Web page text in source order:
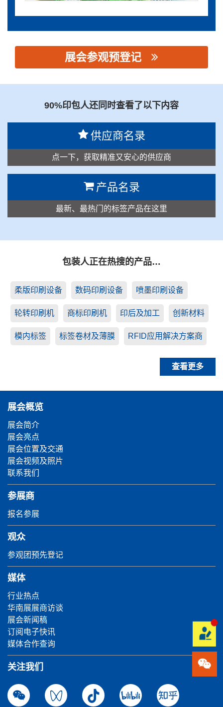
展会参观预登记
90%印包人还同时查看了以下内容
供应商名录
点一下，获取精准又安心的供应商
产品名录
最新、最热门的标签产品在这里
包装人正在热搜的产品…
柔版印刷设备 数码印刷设备 喷墨印刷设备
轮转印刷机 商标印刷机 印后及加工 创新材料
模内标签 标签卷材及薄膜 RFID应用解决方案商
查看更多
展会概览
展会简介
展会亮点
展会位置及交通
展会视频及照片
联系我们
参展商
报名参展
观众
参观团预先登记
媒体
行业热点
华南展展商访谈
展会新闻稿
订阅电子快讯
媒体合作查询
关注我们